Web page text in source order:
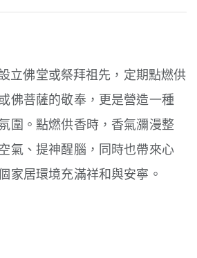
立佛堂或祭拜祖先， 定期點燃供
佛菩薩的敬奉， 更是營造一種
圍。 點燃供香時，香氣瀰漫整
氣、提神醒腦， 同時也帶來心
家居環境充滿祥和與安寧。